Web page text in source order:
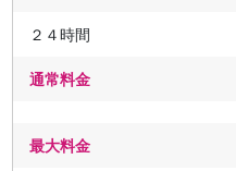
２４時間
通常料金
最大料金